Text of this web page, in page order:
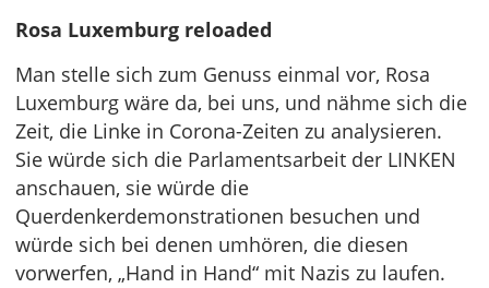
Rosa Luxemburg reloaded
Man stelle sich zum Genuss einmal vor, Rosa
Luxemburg wäre da, bei uns, und nähme sich die
Zeit, die Linke in Corona-Zeiten zu analysieren.
Sie würde sich die Parlamentsarbeit der LINKEN
anschauen, sie würde die
Querdenkerdemonstrationen besuchen und
würde sich bei denen umhören, die diesen
vorwerfen, „Hand in Hand“ mit Nazis zu laufen.